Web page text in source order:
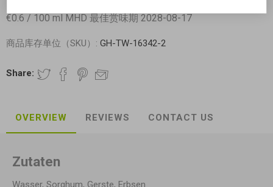
€0.6 / 100 ml MHD 最佳赏味期 2028-08-17
商品库存单位（SKU）: GH-TW-16342-2
Share:
OVERVIEW REVIEWS CONTACT US
Zutaten
Wasser, Sorghum, Gerste, Erbsen